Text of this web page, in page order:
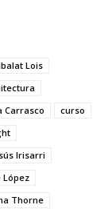
Lois
Carrasco
curso
Irisarri
López
Thorne